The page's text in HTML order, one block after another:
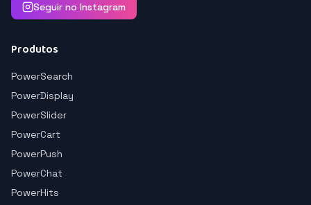
Seguir no Instagram
Produtos
PowerSearch
PowerDisplay
PowerSlider
PowerCart
PowerPush
PowerChat
PowerHits